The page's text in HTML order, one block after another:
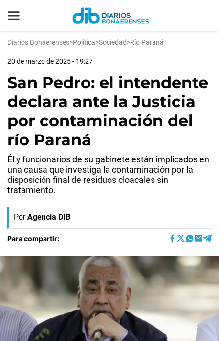
Diarios Bonaerenses>Política>Sociedad>Río Paraná
20 de marzo de 2025 - 19:27
San Pedro: el intendente
declara ante la Justicia
por contaminación del
río Paraná
Él y funcionarios de su gabinete están implicados en
una causa que investiga la contaminación por la
disposición final de residuos cloacales sin
tratamiento.
Por Agencia DIB
Para compartir: